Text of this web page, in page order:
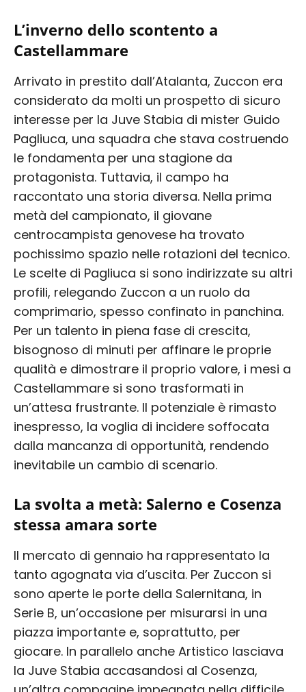
L’inverno dello scontento a
Castellammare
Arrivato in prestito dall’Atalanta, Zuccon era
considerato da molti un prospetto di sicuro
interesse per la Juve Stabia di mister Guido
Pagliuca, una squadra che stava costruendo
le fondamenta per una stagione da
protagonista. Tuttavia, il campo ha
raccontato una storia diversa. Nella prima
metà del campionato, il giovane
centrocampista genovese ha trovato
pochissimo spazio nelle rotazioni del tecnico.
Le scelte di Pagliuca si sono indirizzate su altri
profili, relegando Zuccon a un ruolo da
comprimario, spesso confinato in panchina.
Per un talento in piena fase di crescita,
bisognoso di minuti per affinare le proprie
qualità e dimostrare il proprio valore, i mesi a
Castellammare si sono trasformati in
un’attesa frustrante. Il potenziale è rimasto
inespresso, la voglia di incidere soffocata
dalla mancanza di opportunità, rendendo
inevitabile un cambio di scenario.
La svolta a metà: Salerno e Cosenza
stessa amara sorte
Il mercato di gennaio ha rappresentato la
tanto agognata via d’uscita. Per Zuccon si
sono aperte le porte della Salernitana, in
Serie B, un’occasione per misurarsi in una
piazza importante e, soprattutto, per
giocare. In parallelo anche Artistico lasciava
la Juve Stabia accasandosi al Cosenza,